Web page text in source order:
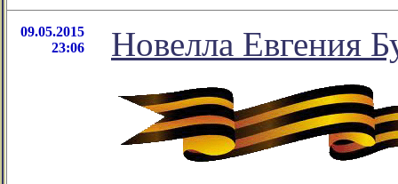
09.05.2015
23:06
Новелла Евгения